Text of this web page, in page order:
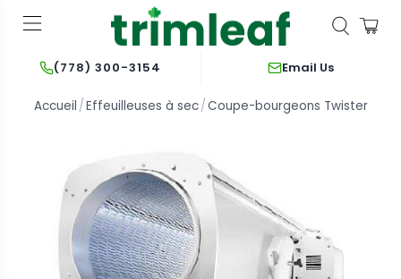
(778) 300-3154 Email Us
Accueil Effeuilleuses à sec Coupe-bourgeons Twister